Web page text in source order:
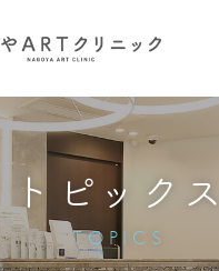
トピックス
TOPICS